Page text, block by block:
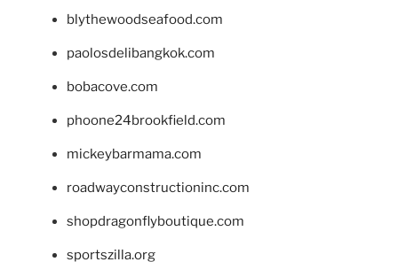
blythewoodseafood.com
paolosdelibangkok.com
bobacove.com
phoone24brookfield.com
mickeybarmama.com
roadwayconstructioninc.com
shopdragonflyboutique.com
sportszilla.org